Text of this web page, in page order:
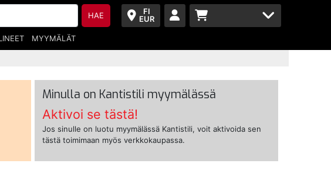
FI
EUR
HAE
MYYMÄLÄT
Minulla on Kantistili myymälässä
Aktivoi se tästä!
Jos sinulle on luotu myymälässä Kantistili, voit aktivoida sen
tästä toimimaan myös verkkokaupassa.